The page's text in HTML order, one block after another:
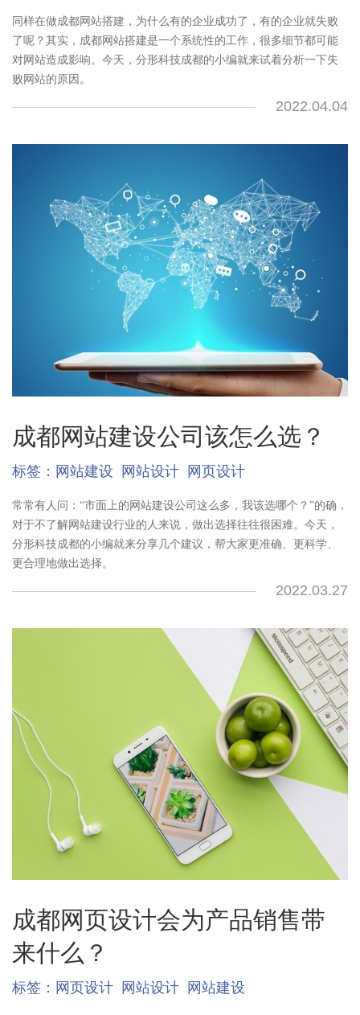
同样在做成都网站搭建，为什么有的企业成功了，有的企业就失败
了呢？其实，成都网站搭建是一个系统性的工作，很多细节都可能
对网站造成影响。今天，分形科技成都的小编就来试着分析一下失
败网站的原因。
2022.04.04
成都网站建设公司该怎么选？
标签： 网站建设 网站设计 网页设计
常常有人问：“市面上的网站建设公司这么多，我该选哪个？”的确，
对于不了解网站建设行业的人来说，做出选择往往很困难。今天，
分形科技成都的小编就来分享几个建议，帮大家更准确、更科学、
更合理地做出选择。
2022.03.27
成都网页设计会为产品销售带
来什么？
标签： 网页设计 网站设计 网站建设